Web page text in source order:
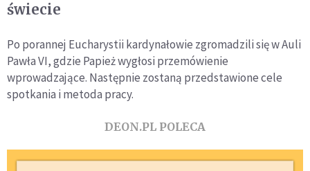
świecie
Po porannej Eucharystii kardynałowie zgromadzili się w Auli
Pawła VI, gdzie Papież wygłosi przemówienie
wprowadzające. Następnie zostaną przedstawione cele
spotkania i metoda pracy.
DEON.PL POLECA